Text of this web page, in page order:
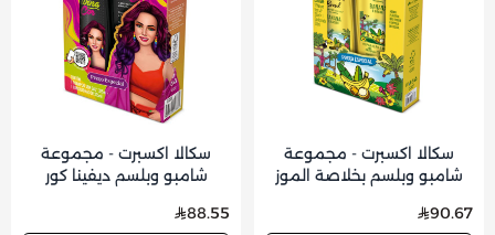
سكالا اكسبرت - مجموعة
شامبو وبلسم بخلاصة الموز
90.67
سكالا اكسبرت - مجموعة
شامبو وبلسم ديفينا كور
88.55